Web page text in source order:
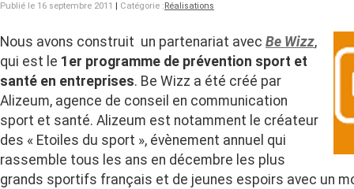
Publié le 16 septembre 2011 | Catégorie :Réalisations
Nous avons construit un partenariat avec Be Wizz,
qui est le 1er programme de prévention sport et
santé en entreprises. Be Wizz a été créé par
Alizeum, agence de conseil en communication
sport et santé. Alizeum est notamment le créateur
des « Etoiles du sport », évènement annuel qui
rassemble tous les ans en décembre les plus
grands sportifs français et de jeunes espoirs avec un